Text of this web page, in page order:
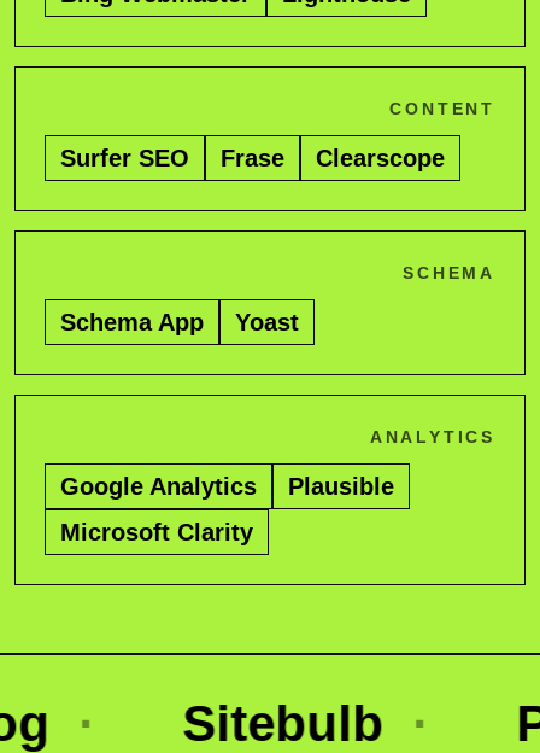
CONTENT
Surfer SEO Frase Clearscope
SCHEMA
Schema App Yoast
ANALYTICS
Google Analytics
Plausible
Microsoft Clarity
Sitebulb ·